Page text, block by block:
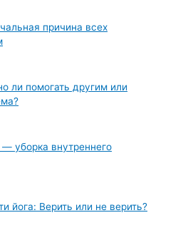
причина всех
ли помогать другим или
уборка внутреннего
йога: Верить или не верить?